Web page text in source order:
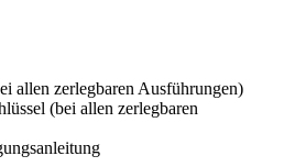
allen zerlegbaren Ausführungen)
(bei allen zerlegbaren